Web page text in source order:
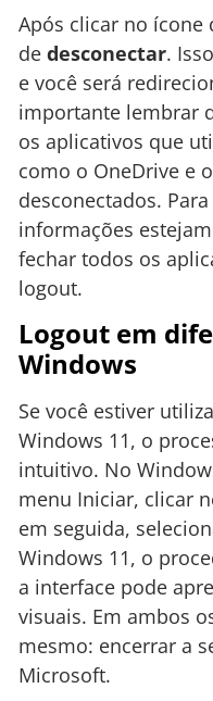
Após clicar no ícone
de desconectar.
e você será
importante lembrar
os aplicativos que
como o OneDrive e
desconectados.
informações
fechar todos os
logout.
Logout em
Windows
Se você estiver
Windows 11, o
intuitivo. No
menu Iniciar, clicar
em seguida,
Windows 11, o
a interface pode
visuais. Em ambos
mesmo: encerrar a
Microsoft.